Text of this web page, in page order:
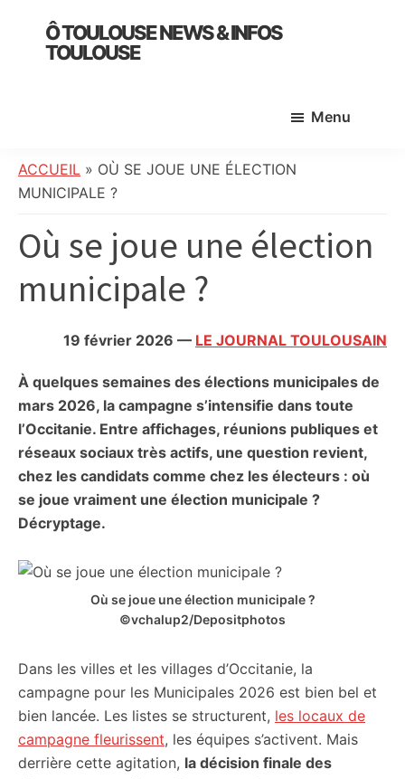
primary
Ô TOULOUSE NEWS & INFOS
TOULOUSE
:
info
société,
culture,
politique,
faits
et
initiatives
citoyennes
Menu
ACCUEIL » OÙ SE JOUE UNE ÉLECTION
MUNICIPALE ?
Où se joue une élection
municipale ?
19 février 2026 — LE JOURNAL TOULOUSAIN
À quelques semaines des élections municipales de
mars 2026, la campagne s’intensifie dans toute
l’Occitanie. Entre affichages, réunions publiques et
réseaux sociaux très actifs, une question revient,
chez les candidats comme chez les électeurs : où
se joue vraiment une élection municipale ?
Décryptage.
Où se joue une élection municipale ?
©vchalup2/Depositphotos
Dans les villes et les villages d’Occitanie, la
campagne pour les Municipales 2026 est bien bel et
bien lancée. Les listes se structurent, les locaux de
campagne fleurissent, les équipes s’activent. Mais
derrière cette agitation, la décision finale des